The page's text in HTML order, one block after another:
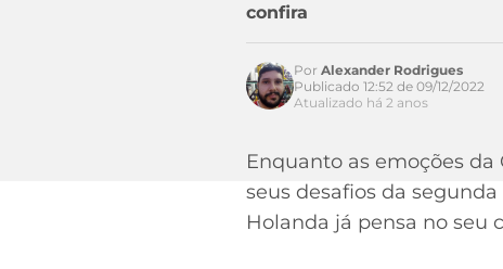
confira
Por Alexander Rodrigues
Publicado 12:52 de 09/12/2022
Atualizado há 2 anos
Enquanto as emoções
seus desafios da
Holanda já pensa no seu